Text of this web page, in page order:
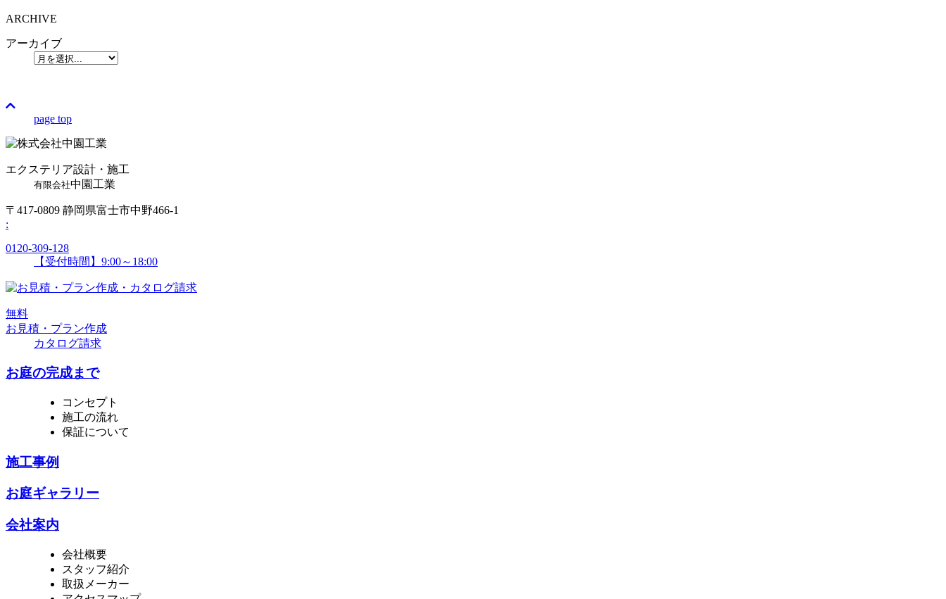
ARCHIVE
アーカイブ
page top
エクステリア設計・施工
有限会社中園工業
〒417-0809 静岡県富士市中野466-1
:
0120-309-128
【受付時間】9:00～18:00
無料
お見積・プラン作成
カタログ請求
お庭の完成まで
コンセプト
施工の流れ
保証について
施工事例
お庭ギャラリー
会社案内
会社概要
スタッフ紹介
取扱メーカー